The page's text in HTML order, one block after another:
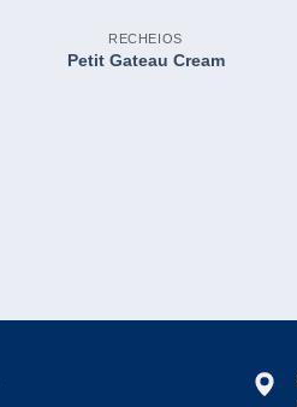
RECHEIOS
Petit Gateau Cream